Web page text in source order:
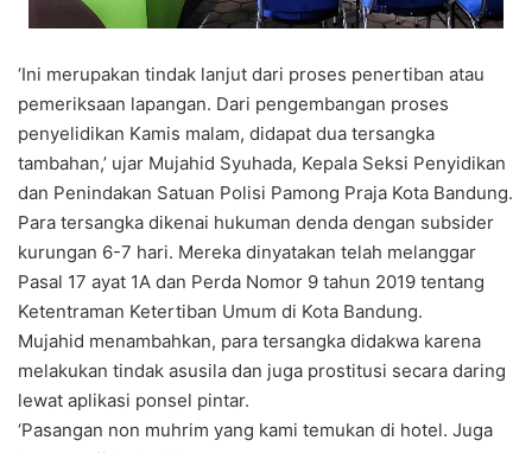
‘Ini merupakan tindak lanjut dari proses penertiban atau
pemeriksaan lapangan. Dari pengembangan proses
penyelidikan Kamis malam, didapat dua tersangka
tambahan,’ ujar Mujahid Syuhada, Kepala Seksi Penyidikan
dan Penindakan Satuan Polisi Pamong Praja Kota Bandung.
Para tersangka dikenai hukuman denda dengan subsider
kurungan 6-7 hari. Mereka dinyatakan telah melanggar
Pasal 17 ayat 1A dan Perda Nomor 9 tahun 2019 tentang
Ketentraman Ketertiban Umum di Kota Bandung.
Mujahid menambahkan, para tersangka didakwa karena
melakukan tindak asusila dan juga prostitusi secara daring
lewat aplikasi ponsel pintar.
‘Pasangan non muhrim yang kami temukan di hotel. Juga